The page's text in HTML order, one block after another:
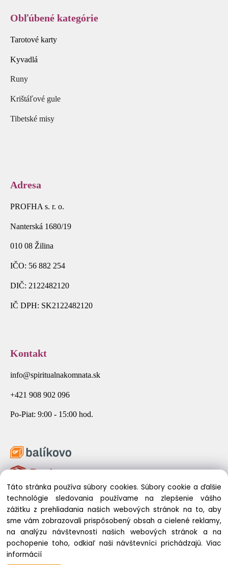
Obľúbené kategórie
Tarotové karty
Kyvadlá
Runy
Krištáľové gule
Tibetské misy
Adresa
PROFHA s. r. o.
Nanterská 1680/19
010 08 Žilina
IČO: 56 882 254
DIČ: 2122482120
IČ DPH: SK2122482120
Kontakt
info@spiritualnakomnata.sk
+421 908 902 096
Po-Piat: 9:00 - 15:00 hod.
© 2026 Spirituálna Komnata. Všetky práva vyhradené.
Táto stránka používa súbory cookies. Súbory cookie a ďalšie
technológie sledovania používame na zlepšenie vášho
zážitku z prehliadania našich webových stránok na to, aby
sme vám zobrazovali prispôsobený obsah a cielené reklamy,
na analýzu návštevnosti našich webových stránok a na
pochopenie toho, odkiaľ naši návštevníci prichádzajú.Viac
informácií